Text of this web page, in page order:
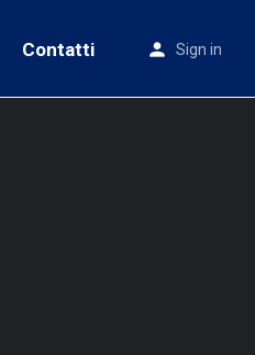
Contatti Sign in